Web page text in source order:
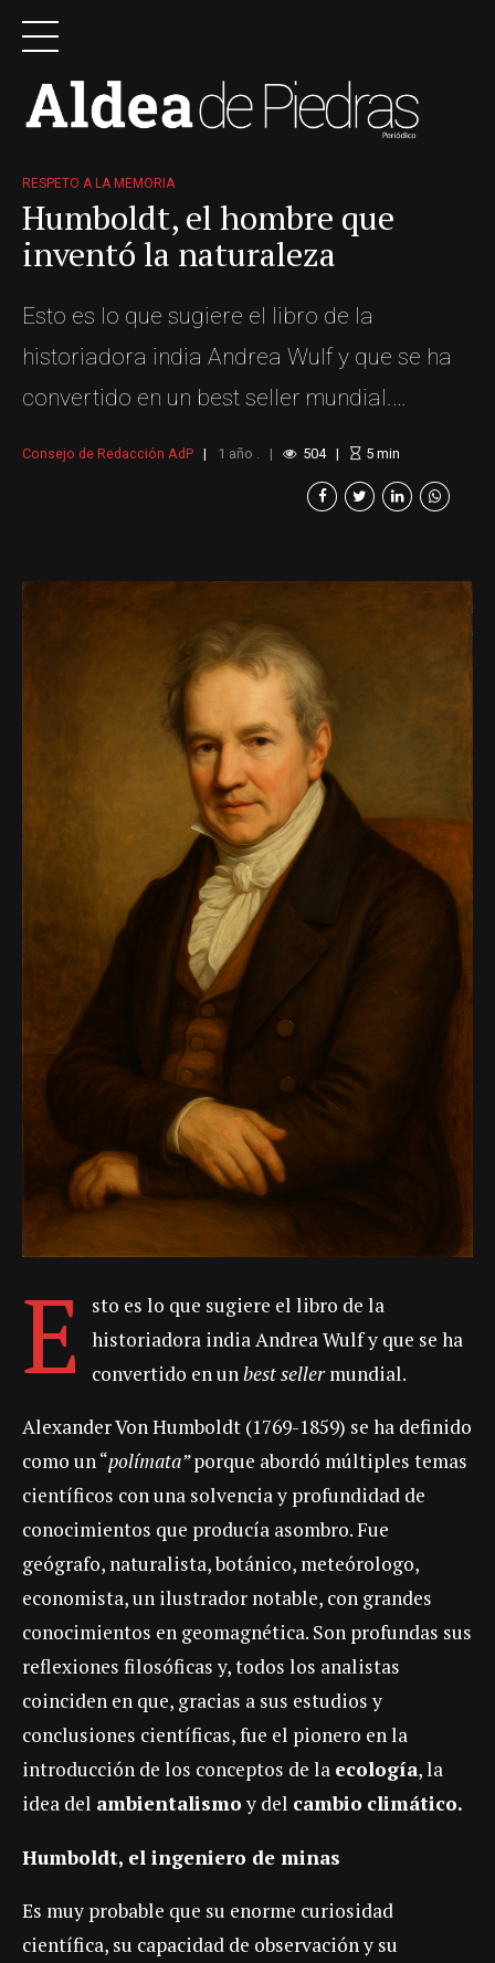
RESPETO A LA MEMORIA
Humboldt, el hombre que
inventó la naturaleza
Esto es lo que sugiere el libro de la
historiadora india Andrea Wulf y que se ha
convertido en un best seller mundial.
definido como un “polímata” porque abordó
múltiples temas científicos con una
que producía asombro. Fue geógrafo,
naturalista, botánico, meteórologo,
economista, un ilustrador notable, con
grandes conocimientos en geomagnética.
Son profundas sus reflexiones filosóficas y,
todos los analistas coinciden en que,
gracias...
Consejo de Redacción AdP 1 año . 504 5min
E
sto es lo que sugiere el libro de la
historiadora india Andrea Wulf y que se ha
convertido en unbest sellermundial.
Alexander Von Humboldt (1769-1859) se ha definido
como un “polímata”porque abordó múltiples temas
científicos con una solvencia y profundidad de
conocimientos que producía asombro. Fue
geógrafo, naturalista, botánico, meteórologo,
economista, un ilustrador notable, con grandes
conocimientos en geomagnética. Son profundas sus
reflexiones filosóficas y, todos los analistas
coinciden en que, gracias a sus estudios y
conclusiones científicas, fue el pionero en la
introducción de los conceptos de la ecología, la
idea del ambientalismo y del cambio climático.
Humboldt, el ingeniero de minas
Es muy probable que su enorme curiosidad
científica, su capacidad de observación y su